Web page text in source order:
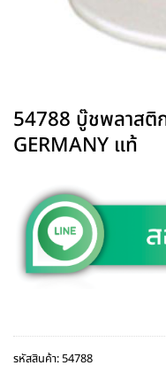
54788 บู๊ชพลาสติ
GERMANY แท้
รหัสสินค้า:54788